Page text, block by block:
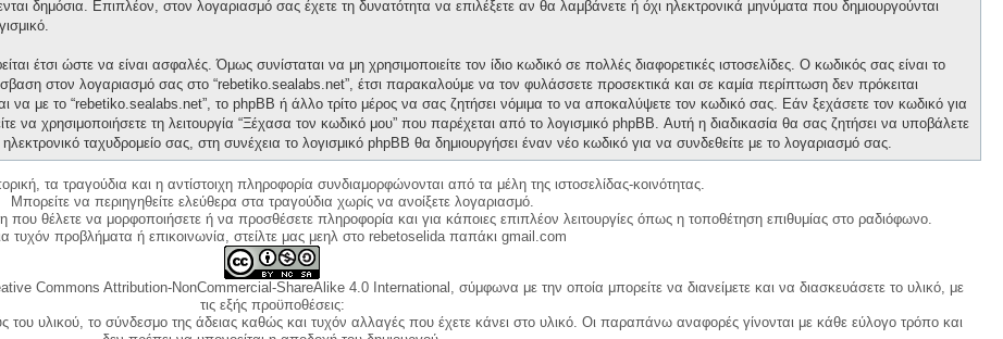
δημόσια. Επιπλέον, στον λογαριασμό σας έχετε τη δυνατότητα να επιλέξετε αν θα λαμβάνετε ή όχι ηλεκτρονικά μηνύματα που δημιουργούνται
έτσι ώστε να είναι ασφαλές. Όμως συνίσταται να μη χρησιμοποιείτε τον ίδιο κωδικό σε πολλές διαφορετικές ιστοσελίδες. Ο κωδικός σας είναι το
στον λογαριασμό σας στο “rebetiko.sealabs.net”, έτσι παρακαλούμε να τον φυλάσσετε προσεκτικά και σε καμία περίπτωση δεν πρόκειται
να με το “rebetiko.sealabs.net”, το phpBB ή άλλο τρίτο μέρος να σας ζητήσει νόμιμα το να αποκαλύψετε τον κωδικό σας. Εάν ξεχάσετε τον κωδικό για
να χρησιμοποιήσετε τη λειτουργία “Ξέχασα τον κωδικό μου” που παρέχεται από το λογισμικό phpBB. Αυτή η διαδικασία θα σας ζητήσει να υποβάλετε
ταχυδρομείο σας, στη συνέχεια το λογισμικό phpBB θα δημιουργήσει έναν νέο κωδικό για να συνδεθείτε με το λογαριασμό σας.
τα τραγούδια και η αντίστοιχη πληροφορία συνδιαμορφώνονται από τα μέλη της ιστοσελίδας-κοινότητας.
Μπορείτε να περιηγηθείτε ελεύθερα στα τραγούδια χωρίς να ανοίξετε λογαριασμό.
που θέλετε να μορφοποιήσετε ή να προσθέσετε πληροφορία και για κάποιες επιπλέον λειτουργίες όπως η τοποθέτηση επιθυμίας στο ραδιόφωνο.
τυχόν προβλήματα ή επικοινωνία, στείλτε μας μεηλ στο rebetoselida παπάκι gmail.com
Commons Attribution-NonCommercial-ShareAlike 4.0 International, σύμφωνα με την οποία μπορείτε να διανείμετε και να διασκευάσετε το υλικό, με
τις εξής προϋποθέσεις:
του υλικού, το σύνδεσμο της άδειας καθώς και τυχόν αλλαγές που έχετε κάνει στο υλικό. Οι παραπάνω αναφορές γίνονται με κάθε εύλογο τρόπο και